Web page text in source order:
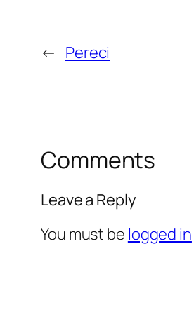
← Pereci
Comments
Leave a Reply
You must be logged in